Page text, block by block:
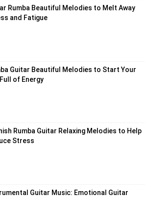
Rumba Beautiful Melodies to Melt Away
and Fatigue
Guitar Beautiful Melodies to Start Your
of Energy
Rumba Guitar Relaxing Melodies to Help
Stress
Guitar Music: Emotional Guitar